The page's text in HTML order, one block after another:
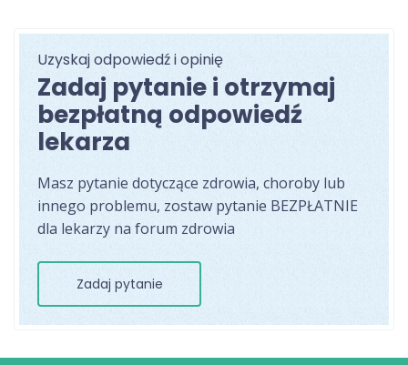
Uzyskaj odpowiedź i opinię
Zadaj pytanie i otrzymaj
bezpłatną odpowiedź
lekarza
Masz pytanie dotyczące zdrowia, choroby lub
innego problemu, zostaw pytanie BEZPŁATNIE
dla lekarzy na forum zdrowia
Zadaj pytanie